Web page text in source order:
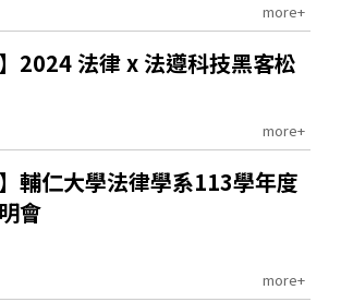
more+
】2024 法律 x 法遵科技黑客松
more+
】輔仁大學法律學系113學年度
會
more+